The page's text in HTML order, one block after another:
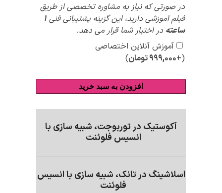
اسلاشینگ در تانک، شبیه سازی با انسیس
فلوئنت
آکوستیک در توربوجت، شبیه سازی با
انسیس فلوئنت
پیشنهادات
ویژه
در صورتی که نیاز به مشاوره تخصصی از طریق
فیلم آموزشی دارید، این گزینه پشتیبانی فنی 1
ساعته در اختیار شما قرار می دهد.
آموزش آنلاین اختصاصی
(+۹۹۹,۰۰۰تومان)
افزودن به سبد خرید